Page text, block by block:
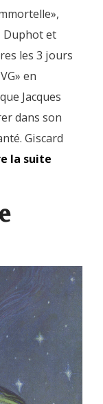
Duphot et
les 3 jours
en
Jacques
dans son
Giscard
la suite